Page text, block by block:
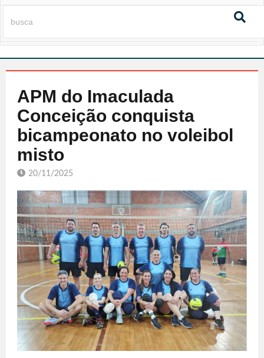
APM do Imaculada
Conceição conquista
bicampeonato no voleibol
misto
20/11/2025